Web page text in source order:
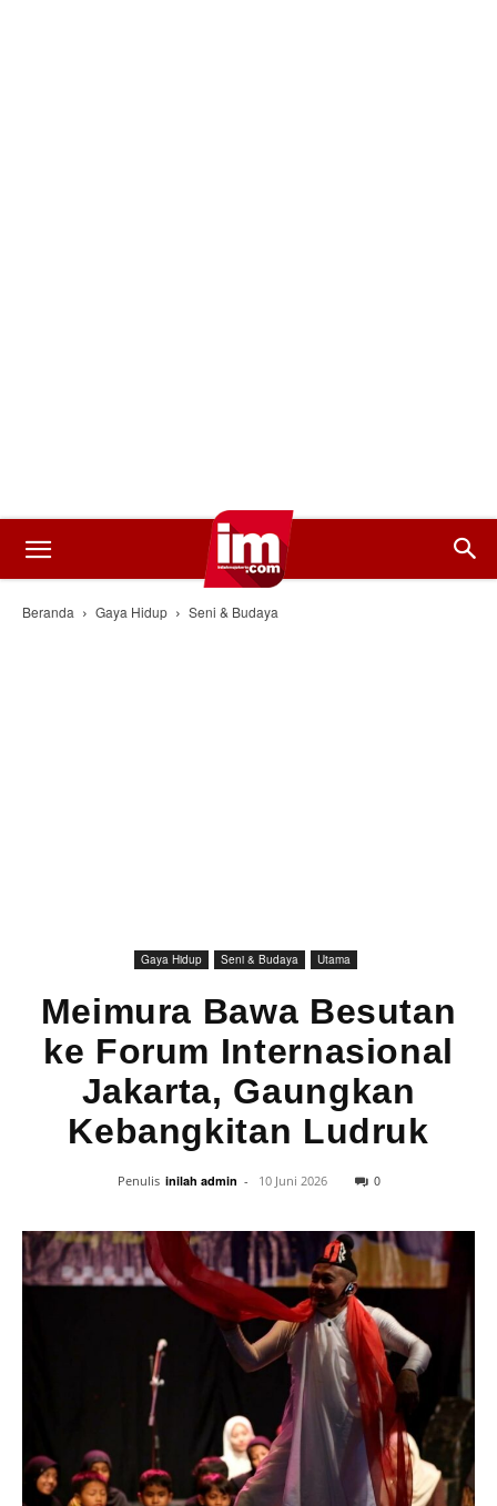
Beranda Gaya Hidup Seni & Budaya
Gaya Hidup Seni & Budaya Utama
Meimura Bawa Besutan
ke Forum Internasional
Jakarta, Gaungkan
Kebangkitan Ludruk
Penulis inilah admin - 10 Juni 2026 0